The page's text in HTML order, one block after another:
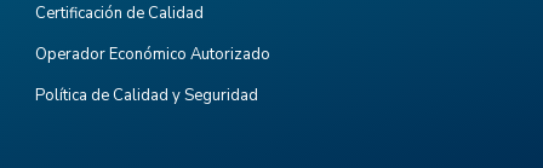
Certificación de Calidad
Operador Económico Autorizado
Política de Calidad y Seguridad